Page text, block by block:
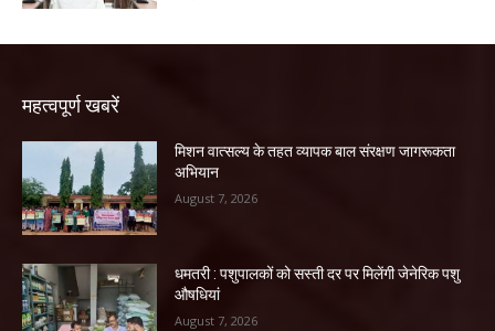
महत्वपूर्ण खबरें
मिशन वात्सल्य के तहत व्यापक बाल संरक्षण जागरूकता
अभियान
August 7, 2026
धमतरी : पशुपालकों को सस्ती दर पर मिलेंगी जेनेरिक पशु
औषधियां
August 7, 2026